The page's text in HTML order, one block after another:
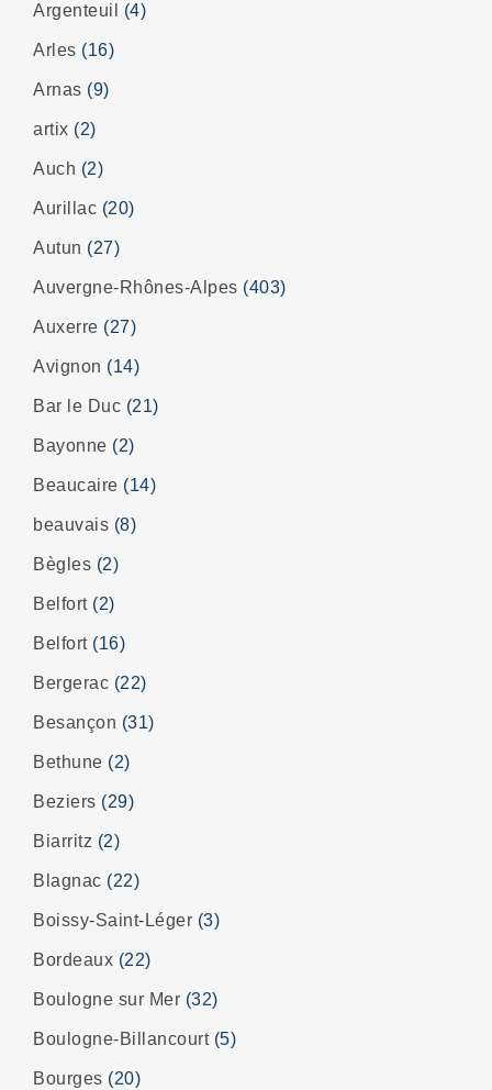
Argenteuil (4)
Arles (16)
Arnas (9)
artix (2)
Auch (2)
Aurillac (20)
Autun (27)
Auvergne-Rhônes-Alpes (403)
Auxerre (27)
Avignon (14)
Bar le Duc (21)
Bayonne (2)
Beaucaire (14)
beauvais (8)
Bègles (2)
Belfort (2)
Belfort (16)
Bergerac (22)
Besançon (31)
Bethune (2)
Beziers (29)
Biarritz (2)
Blagnac (22)
Boissy-Saint-Léger (3)
Bordeaux (22)
Boulogne sur Mer (32)
Boulogne-Billancourt (5)
Bourges (20)